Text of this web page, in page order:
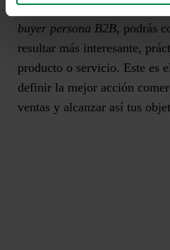
recogido y ordenado para
buyer persona B2B, podrás
resultar más interesante,
producto o servicio. Este es
definir la mejor acción
ventas y alcanzar así tus